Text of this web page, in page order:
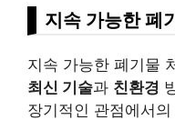
지속 가능한 폐
지속 가능한 폐기물
최신 기술과 친환경
장기적인 관점에서